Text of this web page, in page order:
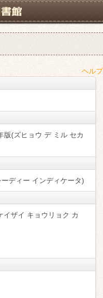
ヘルプ
版(ズヒョウ デ ミル セカ
ディー インディケータ)
ザイ キョウリョク カ